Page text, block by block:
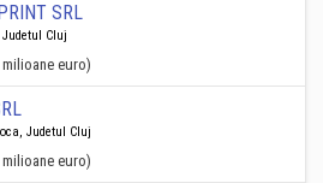
SRL
Judetul Cluj
milioane euro)
Judetul Cluj
milioane euro)